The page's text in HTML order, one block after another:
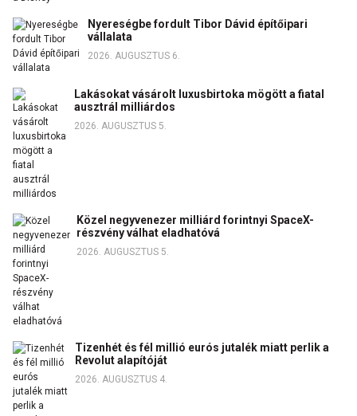
Nyereségbe fordult Tibor Dávid építőipari
vállalata
2026. AUGUSZTUS 6.
Lakásokat vásárolt luxusbirtoka mögött a fiatal
ausztrál milliárdos
2026. AUGUSZTUS 5.
Közel negyvenezer milliárd forintnyi SpaceX-
részvény válhat eladhatóvá
2026. AUGUSZTUS 5.
Tizenhét és fél millió eurós jutalék miatt perlik a
Revolut alapítóját
2026. AUGUSZTUS 4.